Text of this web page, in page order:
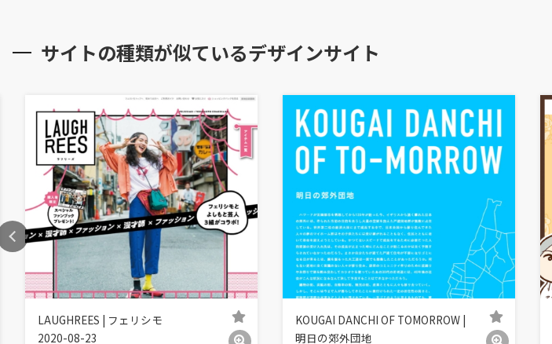
サイトの種類が似ているデザインサイト
LAUGHREES | フェリシモ
2020-08-23
KOUGAI DANCHI OF TOMORROW |
明日の郊外団地